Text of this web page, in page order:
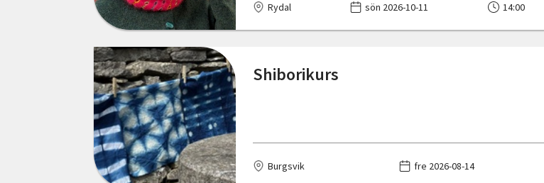
Fjärdhundra
Fornåsa
Frösön
Funäsdalen
Färjestaden
Rydal sön 2026-10-11 14:00
Shiborikurs
Burgsvik fre 2026-08-14